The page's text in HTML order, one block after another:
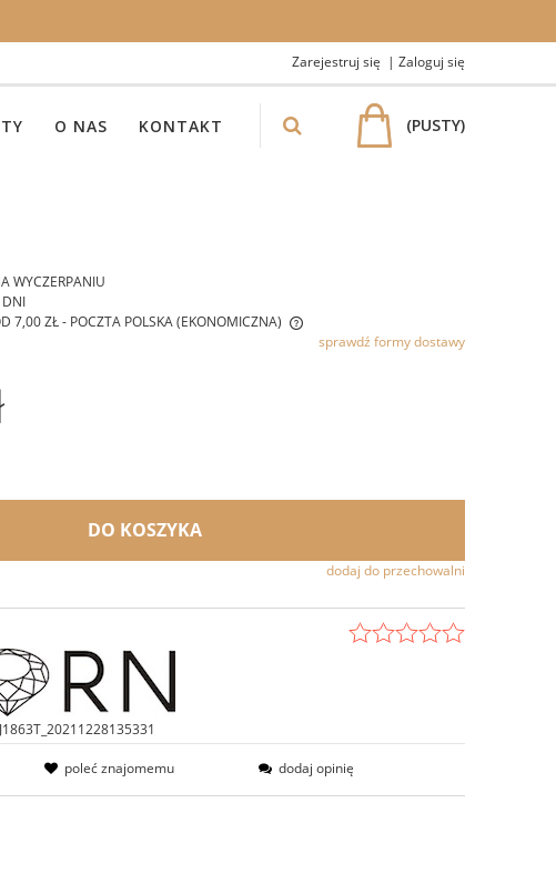
Zarejestruj się Zaloguj się
(PUSTY)
O NAS KONTAKT
WYCZERPANIU
7,00 ZŁ- POCZTA POLSKA (EKONOMICZNA)
sprawdź formy dostawy
DO KOSZYKA
dodaj do przechowalni
poleć znajomemu dodaj opinię